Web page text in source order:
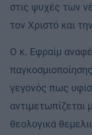
στις ψυχές των
τον Χριστό και
Ο κ. Εφραίμ
γεγονός πως
αντιμετωπίζεται
θεολογικά